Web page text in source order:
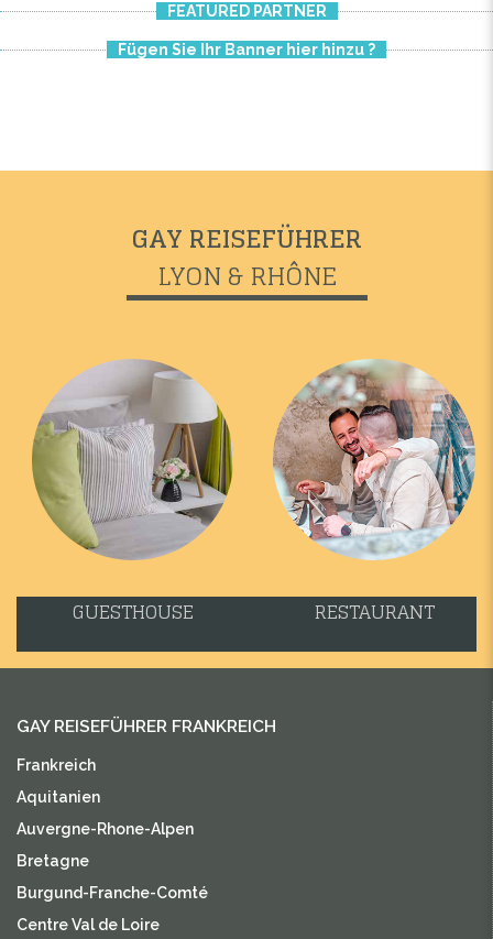
FEATURED PARTNER
Fügen Sie Ihr Banner hier hinzu ?
GAY REISEFÜHRER
LYON & RHÔNE
GUESTHOUSE RESTAURANT
GAY REISEFÜHRER FRANKREICH
Frankreich
Aquitanien
Auvergne-Rhone-Alpen
Bretagne
Burgund-Franche-Comté
Centre Val de Loire